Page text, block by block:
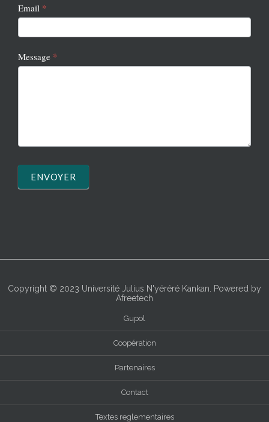
Email *
Message *
ENVOYER
Gupol
Coopération
Partenaires
Contact
Textes reglementaires
Copyright © 2023 Université Julius N'yéréré Kankan . Powered by
Afreetech